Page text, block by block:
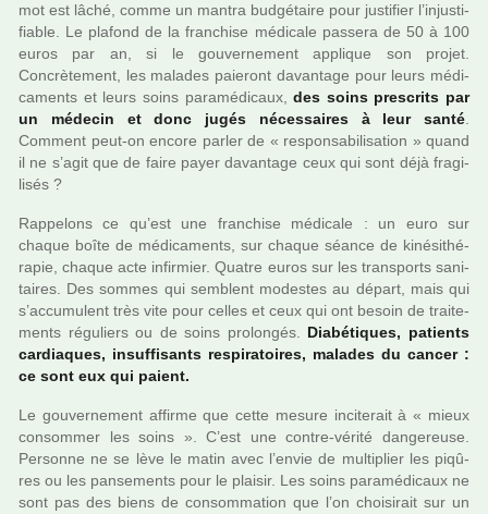
mot est lâché, comme un mantra bud­gé­taire pour jus­ti­fier l’injus­ti­
fia­ble. Le pla­fond de la fran­chise médi­cale pas­sera de 50 à 100
euros par an, si le gou­ver­ne­ment appli­que son projet.
Concrètement, les mala­des paie­ront davan­tage pour leurs médi­
ca­ments et leurs soins para­mé­di­caux,des soins pres­crits par
un méde­cin et donc jugés néces­sai­res à leur santé
Comment peut-on encore parler de « res­pon­sa­bi­li­sa­tion » quand
il ne s’agit que de faire payer davan­tage ceux qui sont déjà fra­gi­
li­sés ?
Rappelons ce qu’est une fran­chise médi­cale : un euro sur
chaque boîte de médi­ca­ments, sur chaque séance de kiné­si­thé­
ra­pie, chaque acte infir­mier. Quatre euros sur les trans­ports sani­
tai­res. Des sommes qui sem­blent modes­tes au départ, mais qui
s’accu­mu­lent très vite pour celles et ceux qui ont besoin de trai­te­
ments régu­liers ou de soins pro­lon­gés.
Diabétiques, patients
car­dia­ques, insuf­fi­sants res­pi­ra­toi­res, mala­des du cancer :
ce sont eux qui paient.
Le gou­ver­ne­ment affirme que cette mesure inci­te­rait à « mieux
consom­mer les soins ». C’est une contre-vérité dan­ge­reuse.
Personne ne se lève le matin avec l’envie de mul­ti­plier les piqû­
res ou les pan­se­ments pour le plai­sir. Les soins para­mé­di­caux ne
sont pas des biens de consom­ma­tion que l’on choi­si­rait sur un